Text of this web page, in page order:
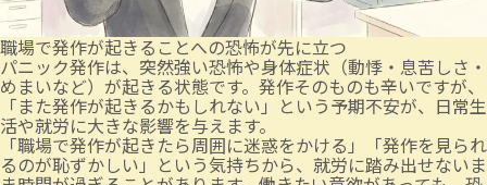
職場で発作が起きることへの恐怖が先に立つ
パニック発作は、突然強い恐怖や身体症状（動悸・息苦しさ・
めまいなど）が起きる状態です。発作そのものも辛いですが、
「また発作が起きるかもしれない」という予期不安が、日常生
活や就労に大きな影響を与えます。
「職場で発作が起きたら周囲に迷惑をかける」「発作を見られ
るのが恥ずかしい」という気持ちから、就労に踏み出せないま